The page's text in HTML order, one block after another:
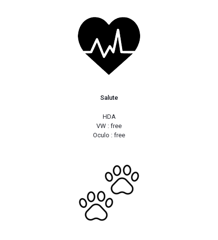
Salute
HDA
VW : free
Oculo : free